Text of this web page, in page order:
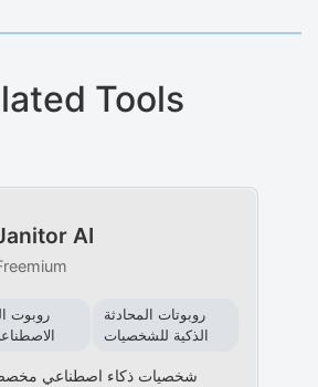
Tools
AI
روبوت
روبوتات المحادثة
الذكية للشخصيات
شخصيات ذكاء اصطناعي